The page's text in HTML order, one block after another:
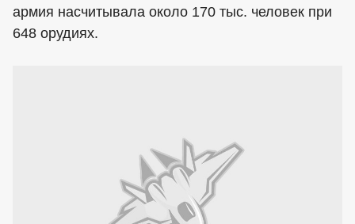
армия насчитывала около 170 тыс. человек при
648 орудиях.